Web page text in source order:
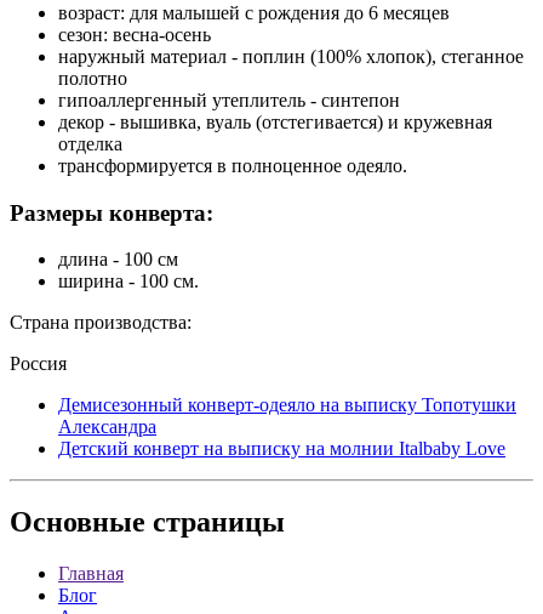
возраст: для малышей с рождения до 6 месяцев
сезон: весна-осень
наружный материал - поплин (100% хлопок), стеганное
полотно
гипоаллергенный утеплитель - синтепон
декор - вышивка, вуаль (отстегивается) и кружевная
отделка
трансформируется в полноценное одеяло.
Размеры конверта:
длина - 100 см
ширина - 100 см.
Страна производства:
Россия
Демисезонный конверт-одеяло на выписку Топотушки
Александра
Детский конверт на выписку на молнии Italbaby Love
Основные страницы
Главная
Блог